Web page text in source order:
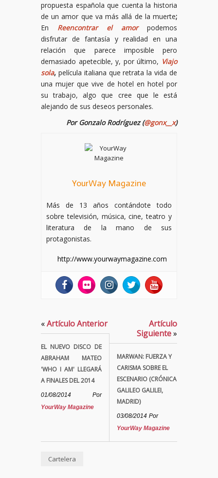
propuesta española que cuenta la historia
de un amor que va más allá de la muerte;
En Reencontrar el amor
podemos
disfrutar de fantasía y realidad en una
relación que parece imposible pero
demasiado apetecible, y, por último, Viajo
sola, película italiana que retrata la vida de
una mujer que vive de hotel en hotel por
su trabajo, algo que cree que le está
alejando de sus deseos personales.
Por Gonzalo Rodríguez (@gonx__x)
YourWay Magazine
Más de 13 años contándote todo
sobre televisión, música, cine, teatro y
literatura de la mano de sus
protagonistas.
http://www.yourwaymagazine.com
«Artículo Anterior
EL NUEVO DISCO DE
ABRAHAM MATEO
'WHO I AM' LLEGARÁ
A FINALES DEL 2014
01/08/2014
Por
YourWay Magazine
Artículo
Siguiente»
MARWAN: FUERZA Y
CARISMA SOBRE EL
ESCENARIO (CRÓNICA
GALILEO GALILEI,
MADRID)
03/08/2014 Por
YourWay Magazine
Cartelera